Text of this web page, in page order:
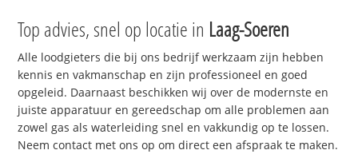
Top advies, snel op locatie in Laag-Soeren
Alle loodgieters die bij ons bedrijf werkzaam zijn hebben
kennis en vakmanschap en zijn professioneel en goed
opgeleid. Daarnaast beschikken wij over de modernste en
juiste apparatuur en gereedschap om alle problemen aan
zowel gas als waterleiding snel en vakkundig op te lossen.
Neem contact met ons op om direct een afspraak te maken.